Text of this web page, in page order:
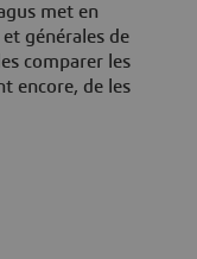
met en
générales de
comparer les
encore, de les